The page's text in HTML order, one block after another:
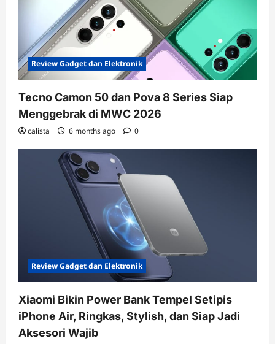
Review Gadget dan Elektronik
Tecno Camon 50 dan Pova 8 Series Siap
Menggebrak di MWC 2026
calista 6 months ago 0
Review Gadget dan Elektronik
Xiaomi Bikin Power Bank Tempel Setipis
iPhone Air, Ringkas, Stylish, dan Siap Jadi
Aksesori Wajib